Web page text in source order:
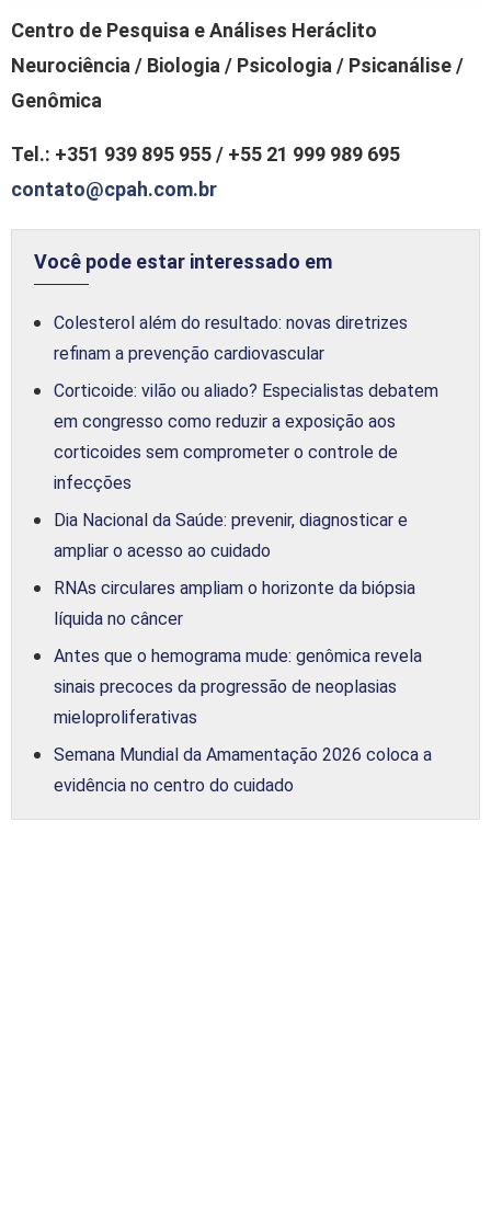
Centro de Pesquisa e Análises Heráclito
Neurociência / Biologia / Psicologia / Psicanálise /
Genômica
Tel.: +351 939 895 955 / +55 21 999 989 695
contato@cpah.com.br
Você pode estar interessado em
Colesterol além do resultado: novas diretrizes
refinam a prevenção cardiovascular
Corticoide: vilão ou aliado? Especialistas debatem
em congresso como reduzir a exposição aos
corticoides sem comprometer o controle de
infecções
Dia Nacional da Saúde: prevenir, diagnosticar e
ampliar o acesso ao cuidado
RNAs circulares ampliam o horizonte da biópsia
líquida no câncer
Antes que o hemograma mude: genômica revela
sinais precoces da progressão de neoplasias
mieloproliferativas
Semana Mundial da Amamentação 2026 coloca a
evidência no centro do cuidado